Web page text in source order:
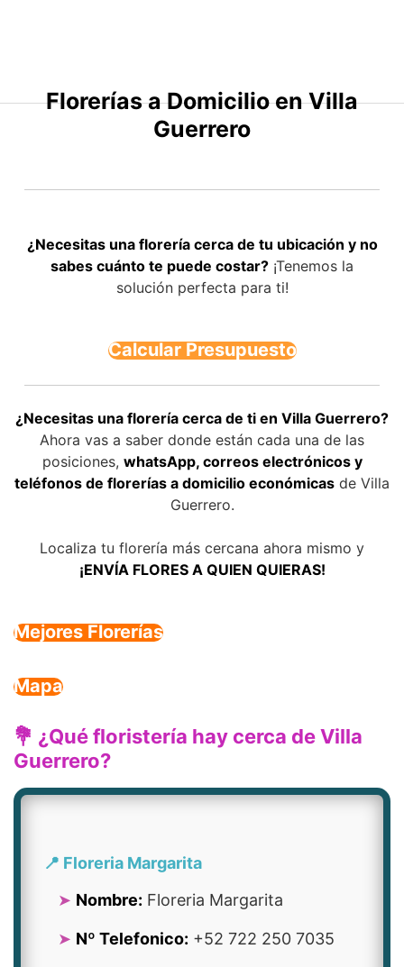
Florerías a Domicilio en Villa
Guerrero
¿Necesitas una florería cerca de tu ubicación y no
sabes cuánto te puede costar? ¡Tenemos la
solución perfecta para ti!
Calcular Presupuesto
¿Necesitas una florería cerca de ti en Villa Guerrero?
Ahora vas a saber donde están cada una de las
posiciones, whatsApp, correos electrónicos y
teléfonos de florerías a domicilio económicas de Villa
Guerrero.
Localiza tu florería más cercana ahora mismo y
¡ENVÍA FLORES A QUIEN QUIERAS!
Mejores Florerías
Mapa
💐 ¿Qué floristería hay cerca de Villa
Guerrero?
📍 Floreria Margarita
Nombre: Floreria Margarita
Nº Telefonico: +52 722 250 7035